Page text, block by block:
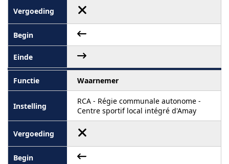
Waarnemer
RCA - Régie communale autonome -
Centre sportif local intégré d'Amay